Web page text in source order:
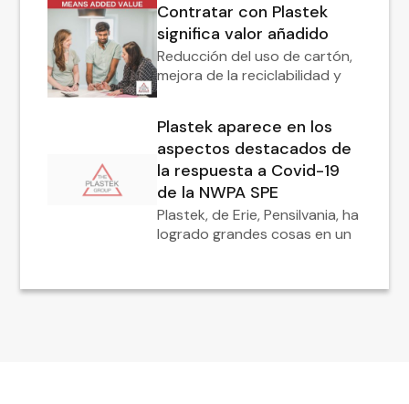
Contratar con Plastek
significa valor añadido
Reducción del uso de cartón,
mejora de la reciclabilidad y
Plastek aparece en los
aspectos destacados de
la respuesta a Covid-19
de la NWPA SPE
Plastek, de Erie, Pensilvania, ha
logrado grandes cosas en un